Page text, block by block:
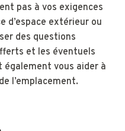
pas à vos exigences
d’espace extérieur ou
des questions
et les éventuels
vous aider à
l’emplacement.